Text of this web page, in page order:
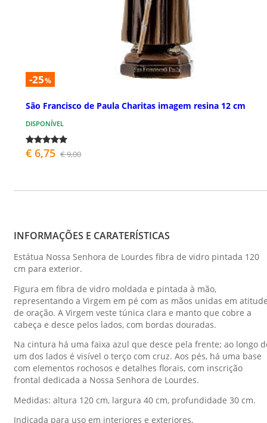
-25%
São Francisco de Paula Charitas imagem resina 12 cm
DISPONÍVEL
€ 6,75 € 9,00
INFORMAÇÕES E CARATERÍSTICAS
Estátua Nossa Senhora de Lourdes fibra de vidro pintada 120
cm para exterior.
Figura em fibra de vidro moldada e pintada à mão,
representando a Virgem em pé com as mãos unidas em
de oração. A Virgem veste túnica clara e manto que cobre a
cabeça e desce pelos lados, com bordas douradas.
Na cintura há uma faixa azul que desce pela frente; ao longo
um dos lados é visível o terço com cruz. Aos pés, há uma base
com elementos rochosos e detalhes florais, com inscrição
frontal dedicada a Nossa Senhora de Lourdes.
Medidas: altura 120 cm, largura 40 cm, profundidade 30 cm.
Indicada para uso em interiores e exteriores.